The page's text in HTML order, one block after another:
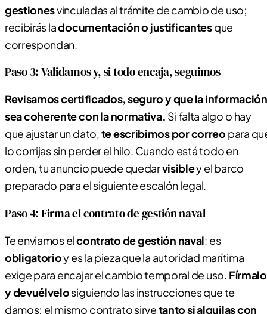
gestionesvinculadas al trámite de cambio de uso;
recibirás ladocumentación o justificantesque
correspondan.
Paso 3: Validamos y, si todo encaja, seguimos
Revisamos certificados, seguro y que la información
sea coherente con la normativa. Si falta algo o hay
que ajustar un dato,te escribimos por correo para
lo corrijas sin perder el hilo. Cuando está todo en
orden, tu anuncio puede quedarvisibley el barco
preparado para el siguiente escalón legal.
Paso 4: Firma el contrato de gestión naval
Te enviamos elcontrato de gestión naval: es
obligatorioy es la pieza que la autoridad marítima
exige para encajar el cambio temporal de uso. Fírmalo
y devuélvelosiguiendo las instrucciones que te
damos; el mismo contrato sirvetanto si alquilas con